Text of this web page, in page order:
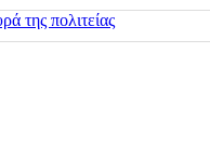
της πολιτείας